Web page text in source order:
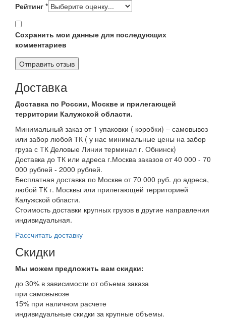
Рейтинг *
Сохранить мои данные для последующих
комментариев
Доставка
Доставка по России, Москве и прилегающей
территории Калужской области.
Минимальный заказ от 1 упаковки ( коробки) – самовывоз
или забор любой ТК ( у нас минимальные цены на забор
груза с ТК Деловые Линии терминал г. Обнинск)
Доставка до ТК или адреса г.Москва заказов от 40 000 - 70
000 рублей - 2000 рублей.
Бесплатная доставка по Москве от 70 000 руб. до адреса,
любой ТК г. Москвы или прилегающей территорией
Калужской области.
Стоимость доставки крупных грузов в другие направления
индивидуальная.
Рассчитать доставку
Скидки
Мы можем предложить вам скидки:
до 30% в зависимости от объема заказа
при самовывозе
15% при наличном расчете
индивидуальные скидки за крупные объемы.